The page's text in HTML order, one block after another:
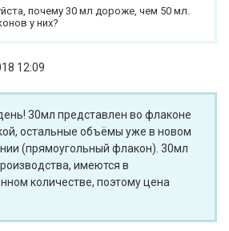
почему 30 мл дороже, чем 50 мл.
у них?
12:09
30мл представлен во флаконе
остальные объёмы уже в новом
(прямоугольный флакон). 30мл
имеются в
количестве, поэтому цена